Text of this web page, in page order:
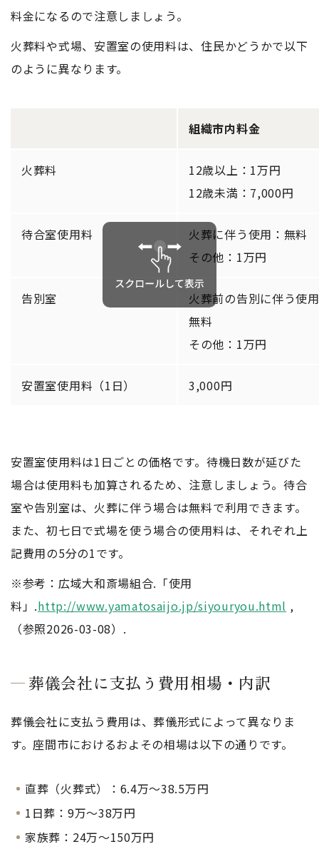
料金になるので注意しましょう。
火葬料や式場、安置室の使用料は、住民かどうかで以下
のように異なります。
組織市内料金
火葬料
12歳以上：1万円
12歳未満：7,000円
待合室使用料
火葬に伴う使用：無料
その他：1万円
告別室
火葬前の告別に伴う使
無料
その他：1万円
安置室使用料（1日） 3,000円
安置室使用料は1日ごとの価格です。待機日数が延びた
場合は使用料も加算されるため、注意しましょう。待合
室や告別室は、火葬に伴う場合は無料で利用できます。
また、初七日で式場を使う場合の使用料は、それぞれ上
記費用の5分の1です。
※参考：広域大和斎場組合.「使用
料」.http://www.yamatosaijo.jp/siyouryou.html ,
（参照2026-03-08）.
葬儀会社に支払う費用相場・内訳
葬儀会社に支払う費用は、葬儀形式によって異なりま
す。座間市におけるおよその相場は以下の通りです。
直葬（火葬式）：6.4万～38.5万円
1日葬：9万〜38万円
家族葬：24万〜150万円